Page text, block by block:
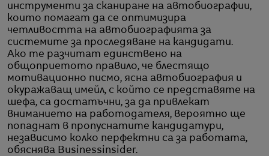
инструменти за сканиране на автобиографии,
които помагат да се оптимизира
четливостта на автобиографията за
системите за проследяване на кандидати.
Ако те разчитат единствено на
общоприетото правило, че блестящо
мотивационно писмо, ясна автобиография и
окуражаващ имейл, с който се представяте на
шефа, са достатъчни, за да привлекат
вниманието на работодателя, вероятно ще
попаднат в пропуснатите кандидатури,
независимо колко перфектни са за работата,
обяснява Businessinsider.